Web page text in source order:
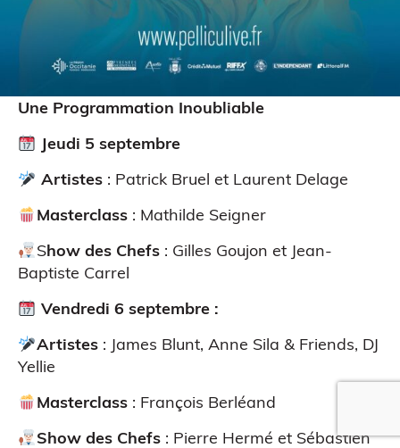
Une Programmation Inoubliable
Jeudi 5 septembre
Artistes: Patrick Bruel et Laurent Delage
Masterclass: Mathilde Seigner
Show des Chefs: Gilles Goujon et Jean-
Baptiste Carrel
Vendredi 6 septembre :
Artistes: James Blunt, Anne Sila & Friends, DJ
Yellie
Masterclass: François Berléand
Show des Chefs: Pierre Hermé et Sébastien